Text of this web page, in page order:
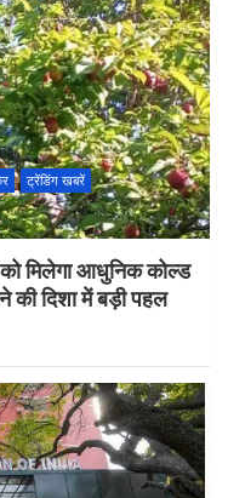
ट्रेंडिंग खबरें
मिलेगा आधुनिक कोल्ड
की दिशा में बड़ी पहल